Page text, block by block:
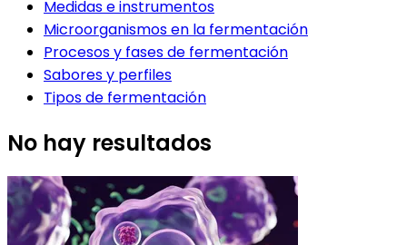
Medidas e instrumentos
Microorganismos en la fermentación
Procesos y fases de fermentación
Sabores y perfiles
Tipos de fermentación
No hay resultados